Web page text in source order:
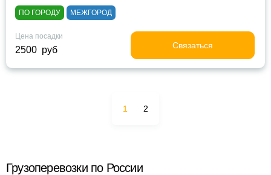
ПО ГОРОДУ МЕЖГОРОД
Цена посадки
2500 руб Связаться
1 2
Грузоперевозки по России